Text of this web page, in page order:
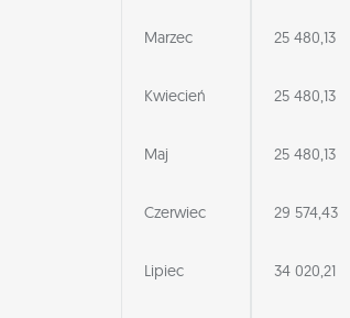
Marzec 25 480,13
Kwiecień 25 480,13
Maj 25 480,13
Czerwiec 29 574,43
Lipiec 34 020,21